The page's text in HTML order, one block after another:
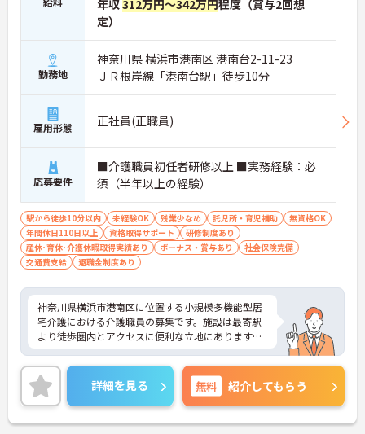
年収312万円～342万円程度（賞与2回想
定）
勤務地
神奈川県 横浜市港南区 港南台2-11-23
ＪＲ根岸線「港南台駅」徒歩10分
雇用形態 正社員(正職員)
応募要件
■介護職員初任者研修以上 ■実務経験：必
須（半年以上の経験）
駅から徒歩10分以内 未経験OK 残業少なめ 託児所・育児補助
無資格OK
年間休日110日以上
資格取得サポート
研修制度あり
産休･育休･介護休暇取得実績あり
ボーナス・賞与あり
社会保険完備
交通費支給
退職金制度あり
神奈川県横浜市港南区に位置する小規模多機能型居
宅介護における介護職員の募集です。施設は最寄駅
より徒歩圏内とアクセスに便利な立地にあります。
年間休日は110日もあり、プライベートを大切にし
ながらご勤務いただけます。これまでの介護業務経
験を活かしながらご勤務いただける職場環境です。
ご興味のある方には、面接対策ポイントなど、さら
詳細を見る 無料 紹介してもらう